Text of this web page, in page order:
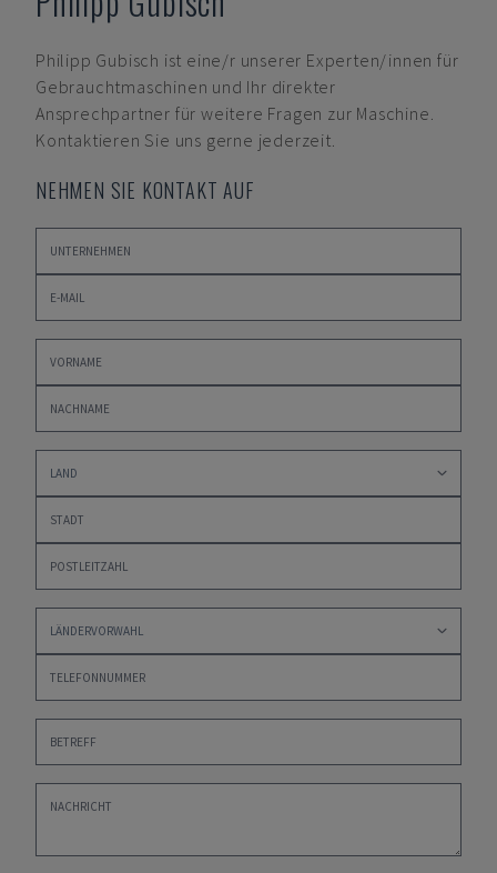
Philipp Gubisch ist eine/r unserer Experten/innen für
Gebrauchtmaschinen und Ihr direkter
Ansprechpartner für weitere Fragen zur Maschine.
Kontaktieren Sie uns gerne jederzeit.
NEHMEN SIE KONTAKT AUF